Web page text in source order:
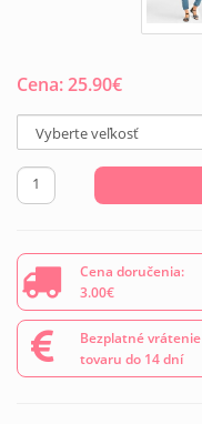
Cena:25.90€
Cena doručenia:
3.00€
Bezplatné vrátenie
tovaru do 14 dní